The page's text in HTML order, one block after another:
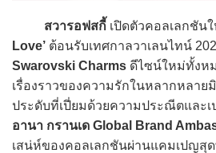
สวารอฟสกี้ เปิดตัวคอลเลกชัน
Love’ ต้อนรับเทศกาลวาเลนไทน์
Swarovski Charms ดีไซน์ใหม่ทั้งห
เรื่องราวของความรักในหลากหลาย
ประดับที่เปี่ยมด้วยความประณีตและเ
อานา กรานเด Global Brand
เสน่ห์ของคอลเลกชันผ่านแคมเปญสุด